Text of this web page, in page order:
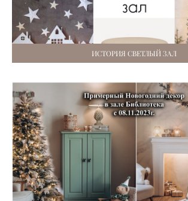
ИСТОРИЯ СВЕТЛЫЙ ЗАЛ